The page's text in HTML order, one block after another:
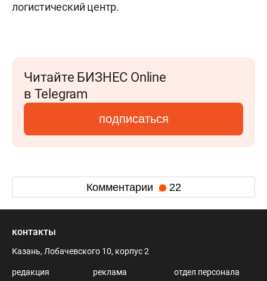
логистический центр.
Читайте БИЗНЕС Online
в Telegram
подписаться
Комментарии 22
контакты
Казань, Лобачевского 10, корпус 2
редакция
реклама
отдел персонала